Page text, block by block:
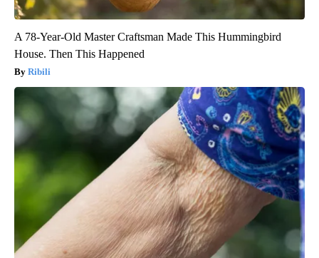
A 78-Year-Old Master Craftsman Made This Hummingbird
House. Then This Happened
Ribili